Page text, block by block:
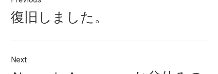
稿
ナ
ビ
ゲ
Previous
post:
復旧しました。
Next
Next